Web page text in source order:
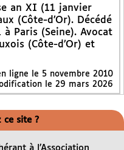
an XI (11 janvier
(Côte-d’Or). Décédé
à Paris (Seine). Avocat
(Côte-d’Or) et
ligne le 5 novembre 2010
le 29 mars 2026
ce site ?
à l’Association